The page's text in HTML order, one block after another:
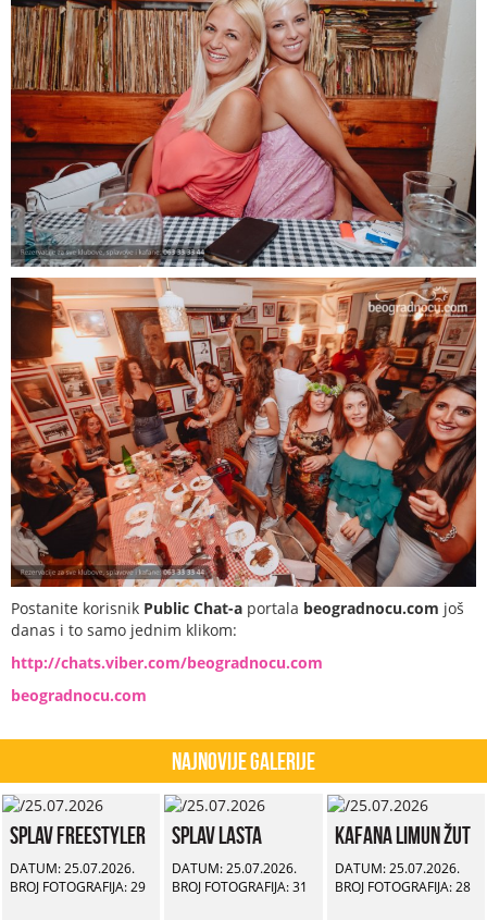
Postanite korisnik Public Chat-a portala beogradnocu.com još
danas i to samo jednim klikom:
http://chats.viber.com/beogradnocu.com
beogradnocu.com
Najnovije Galerije
Splav Freestyler
DATUM: 25.07.2026.
BROJ FOTOGRAFIJA: 29
Splav Lasta
DATUM: 25.07.2026.
BROJ FOTOGRAFIJA: 31
Kafana Limun Žut
DATUM: 25.07.2026.
BROJ FOTOGRAFIJA: 28